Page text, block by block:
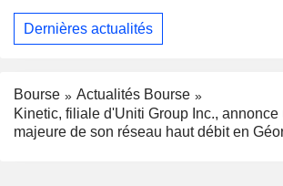
Dernières actualités
Bourse
Actualités Bourse
Kinetic, filiale d'Uniti Group Inc.,
majeure de son réseau haut débit en